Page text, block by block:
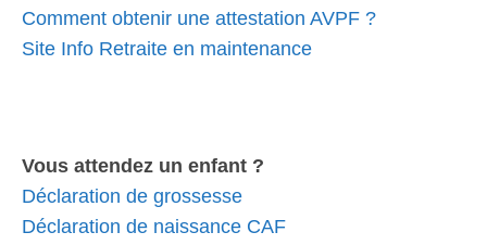
Comment obtenir une attestation AVPF ?
Site Info Retraite en maintenance
Vous attendez un enfant ?
Déclaration de grossesse
Déclaration de naissance CAF